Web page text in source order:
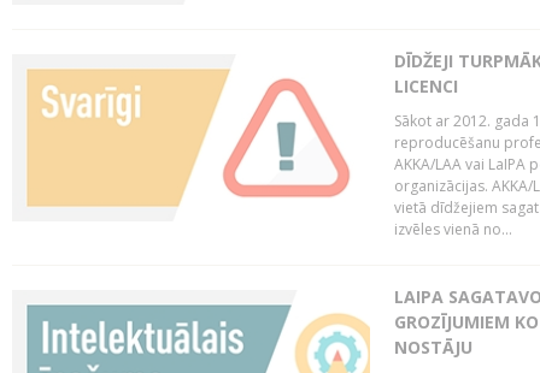
DĪDŽEJI
LICENCI
Sākot ar 2012. gada
reproducēšanu
AKKA/LAA vai LaIPA
organizācijas.
vietā dīdžejiem
izvēles vienā no...
LAIPA
GROZĪJUMIEM
NOSTĀJU